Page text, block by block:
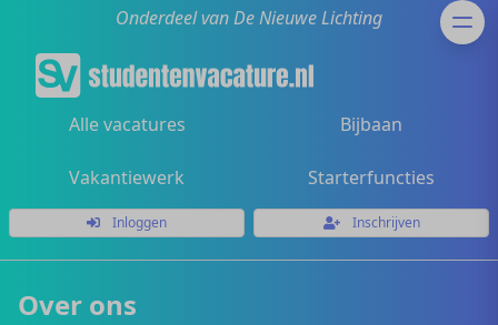
Onderdeel van De Nieuwe Lichting
Alle vacatures Bijbaan
Vakantiewerk Starterfuncties
Inloggen Inschrijven
Over ons